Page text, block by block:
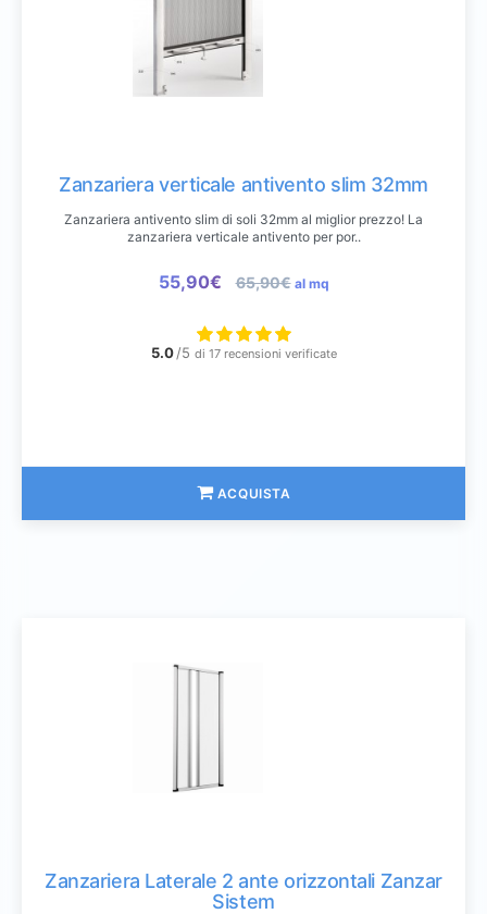
Zanzariera verticale antivento slim 32mm
Zanzariera antivento slim di soli 32mm al miglior prezzo! La
zanzariera verticale antivento per por..
55,90€ 65,90€ al mq
5.0 /5 di 17 recensioni verificate
ACQUISTA
Zanzariera Laterale 2 ante orizzontali Zanzar
Sistem